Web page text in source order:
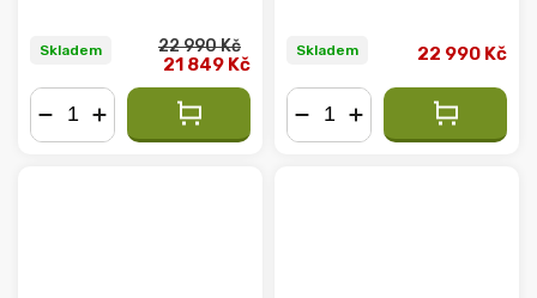
Skladem 22 990 Kč
21 849 Kč
Skladem 22 990 Kč